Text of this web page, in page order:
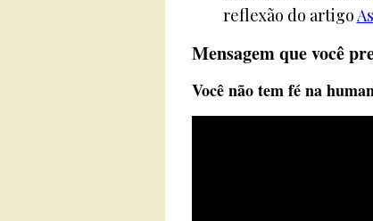
reflexão do artigo
Mensagem que você
Você não tem fé na